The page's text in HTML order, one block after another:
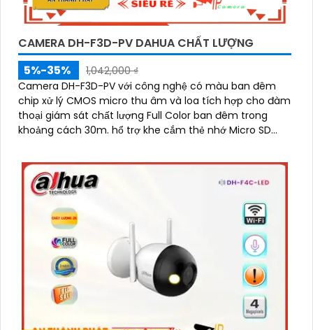
CAMERA DH-F3D-PV DAHUA CHẤT LƯỢNG
5%-35%
1,042,000 ₫
Camera DH-F3D-PV với công nghệ có màu ban đêm
chip xử lý CMOS micro thu âm và loa tích hợp cho đàm
thoại giám sát chất lượng Full Color ban đêm trong
khoảng cách 30m. hổ trợ khe cắm thẻ nhớ Micro SD